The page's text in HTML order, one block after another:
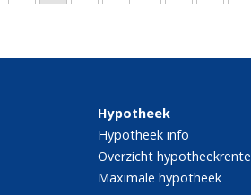
Hypotheek
Hypotheek info
Overzicht hypotheekrente
Maximale hypotheek